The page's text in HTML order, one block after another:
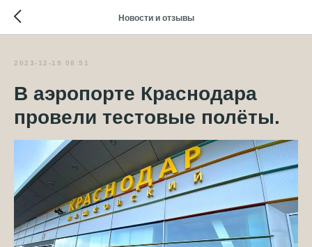
Новости и отзывы
2023-12-19 08:51
В аэропорте Краснодара
провели тестовые полёты.